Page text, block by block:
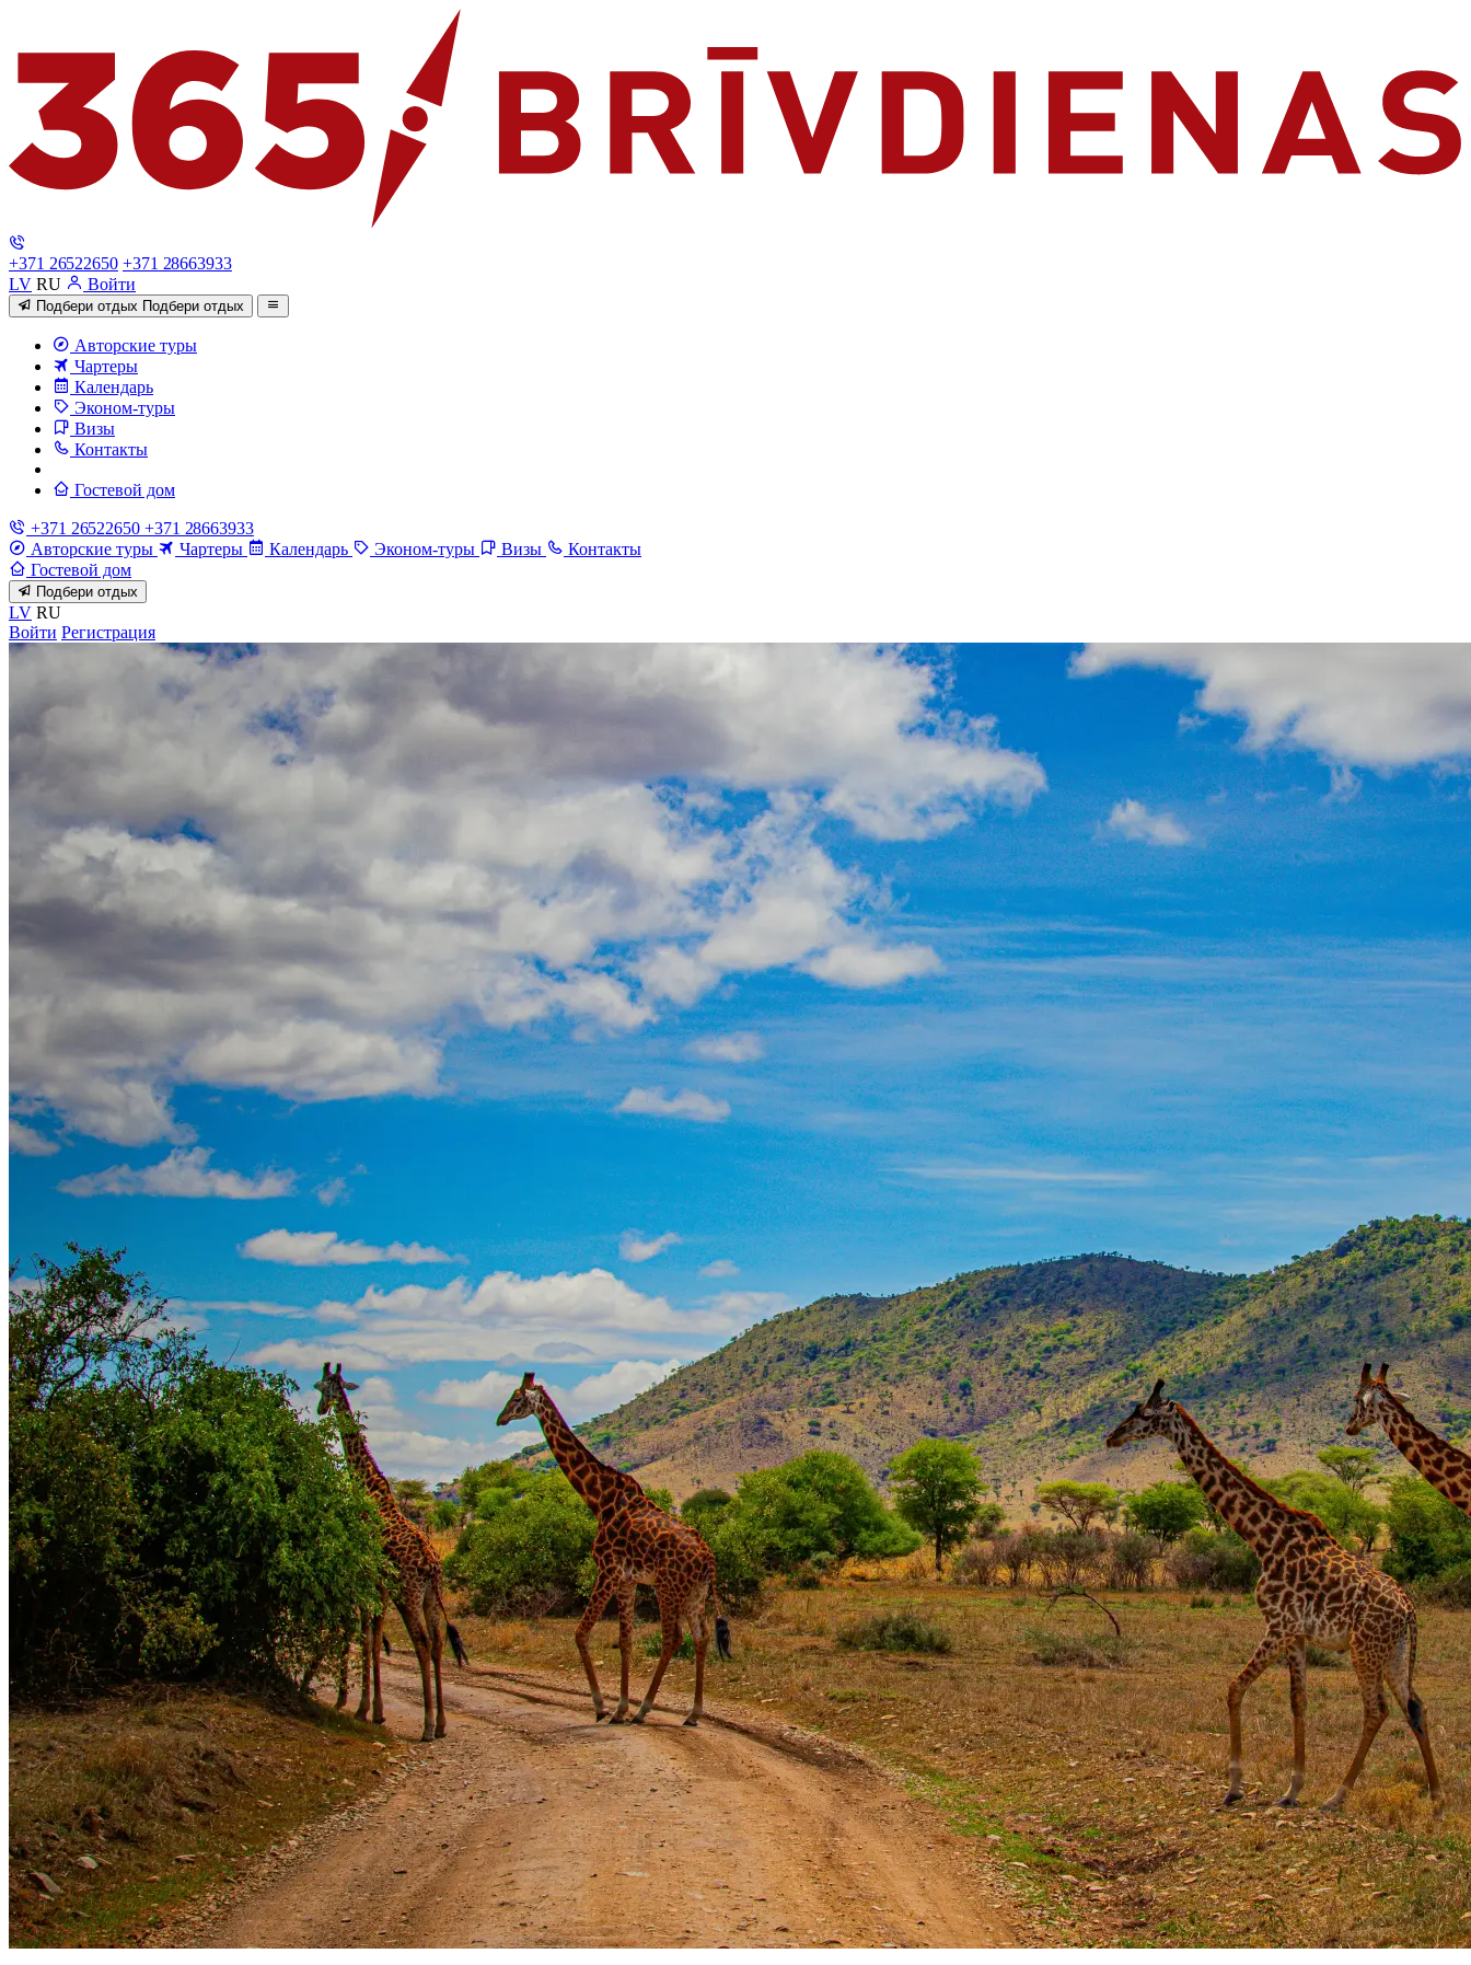
+371 26522650 +371 28663933
LV RU Войти
Подбери отдых Подбери отдых
Авторские туры
Чартеры
Календарь
Эконом-туры
Визы
Контакты
Гостевой дом
+371 26522650 +371 28663933
Авторские туры
Чартеры Календарь Эконом-туры Визы
Контакты
Гостевой дом
Подбери отдых
LV RU
Войти Регистрация